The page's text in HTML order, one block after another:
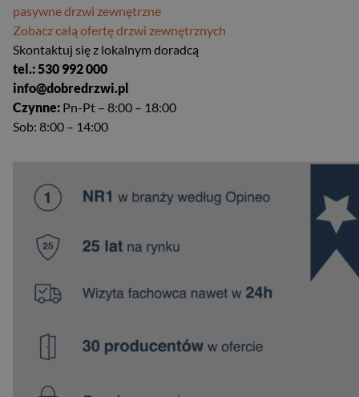
pasywne drzwi zewnętrzne
Zobacz całą ofertę drzwi zewnętrznych
Skontaktuj się z lokalnym doradcą
tel.: 530 992 000
info@dobredrzwi.pl
Czynne: Pn-Pt – 8:00 – 18:00
Sob: 8:00 – 14:00